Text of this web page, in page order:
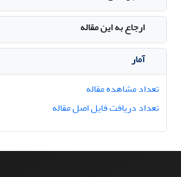
ارجاع به این مقاله
آمار
تعداد مشاهده مقاله
تعداد دریافت فایل اصل مقاله